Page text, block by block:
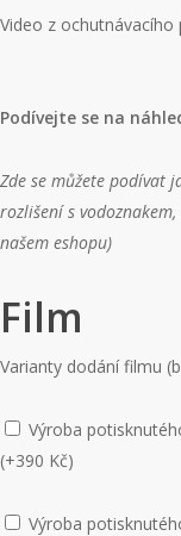
Video z ochutnávacího
Podívejte se na
Zde se můžete podívat
rozlišení s
našem eshopu)
Film
Varianty dodání filmu
Výroba
(+390 Kč)
Výroba